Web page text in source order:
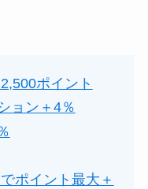
ポイント
ョン＋4％
ポイント最大＋